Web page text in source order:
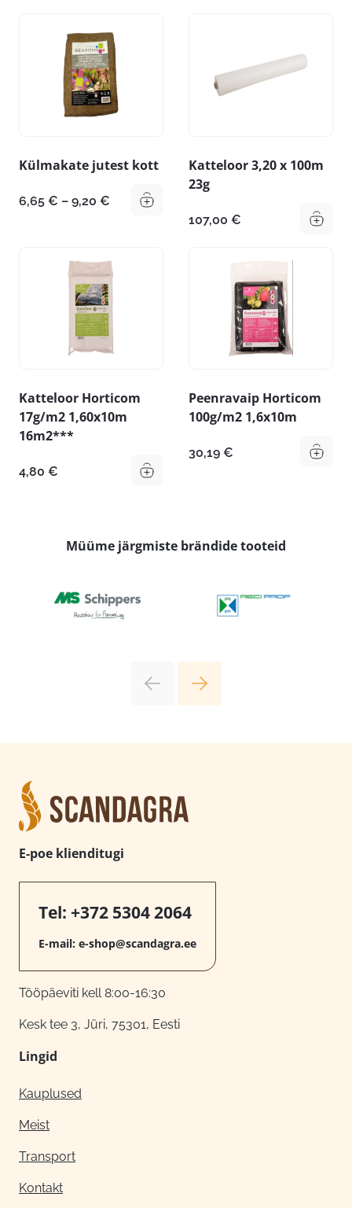
Külmakate jutest kott
6,65 € – 9,20 € Hinnavahemik:
Katteloor 3,20 x 100m
23g
107,00 €
Katteloor Horticom
17g/m2 1,60x10m
16m2***
4,80 €
Peenravaip Horticom
100g/m2 1,6x10m
30,19 €
Müüme järgmiste brändide tooteid
E-poe klienditugi
Tel: +372 5304 2064
E-mail: e-shop@scandagra.ee
Tööpäeviti kell 8:00-16:30
Kesk tee 3, Jüri, 75301, Eesti
Lingid
Kauplused
Meist
Transport
Kontakt